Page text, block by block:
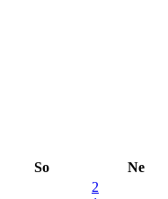
So Ne
2